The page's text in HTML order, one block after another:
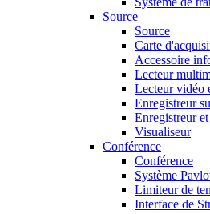
Source
Source
Carte
Accessoire
Lecteur
Lecteur vidéo
Enregistreur
Enregistreur
Visualiseur
Conférence
Conférence
Système
Limiteur de
Interface de